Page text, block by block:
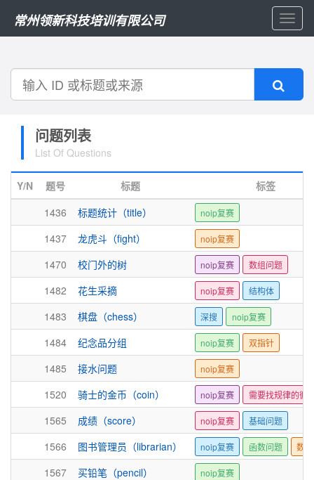
常州领新科技培训有限公司
搜
问题列表
List Of Questions
Y/N 题号 标题
标签
1436
标题统计（title） noip复赛
1437 龙虎斗（fight） noip复赛
1470 校门外的树 noip复赛 数组问题
1482 花生采摘 noip复赛 结构体
1483 棋盘（chess） 深搜 noip复赛
1484 纪念品分组 noip复赛 双指针
1485 接水问题 noip复赛
1520 骑士的金币（coin） noip复赛 需要找规律的循
1565 成绩（score） noip复赛 基础问题
1566 图书管理员（librarian） noip复赛 函数问题 数
1567 买铅笔（pencil） noip复赛